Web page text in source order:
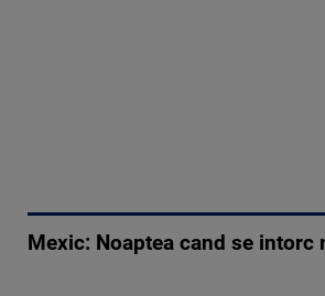
Mexic: Noaptea cand se intorc